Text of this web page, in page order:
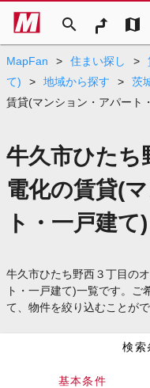
search map
MapFan > 住まい探し >
て)
> 地域から探す > 茨
賃貸(マンション・アパート
牛久市ひたち
電化の賃貸(
ト・一戸建て)
牛久市ひたち野西３丁目の
ト・一戸建て)一覧です。ご
て、物件を絞り込むことがで
検索
基本条件